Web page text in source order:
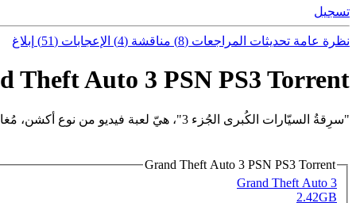
تسجيل
نظرة عامة تحديثات المراجعات (8) مناقشة (4) الإعجابات (51) إبلاغ
Theft Auto 3 PSN PS3 Torrent
"سرِقةُ السيّارات الكُبرى الجُزء 3"، هيّ لعبة فيديو من نوع أكشن، مُغامرة.
Grand Theft Auto 3 PSN PS3 Torrent
Grand Theft Auto 3
2.42GB